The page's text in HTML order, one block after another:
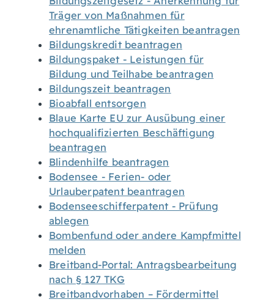
Träger von Maßnahmen für
ehrenamtliche Tätigkeiten beantragen
Bildungskredit beantragen
Bildungspaket - Leistungen für
Bildung und Teilhabe beantragen
Bildungszeit beantragen
Bioabfall entsorgen
Blaue Karte EU zur Ausübung einer
hochqualifizierten Beschäftigung
beantragen
Blindenhilfe beantragen
Bodensee - Ferien- oder
Urlauberpatent beantragen
Bodenseeschifferpatent - Prüfung
ablegen
Bombenfund oder andere Kampfmittel
melden
Breitband-Portal: Antragsbearbeitung
nach § 127 TKG
Breitbandvorhaben – Fördermittel